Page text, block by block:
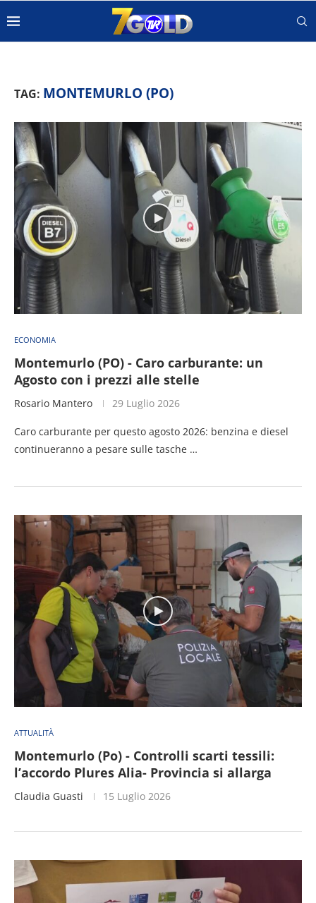
TAG: MONTEMURLO (PO)
ECONOMIA
Montemurlo (PO) - Caro carburante: un
Agosto con i prezzi alle stelle
Rosario Mantero 29 Luglio 2026
Caro carburante per questo agosto 2026: benzina e diesel
continueranno a pesare sulle tasche …
ATTUALITÀ
Montemurlo (Po) - Controlli scarti tessili:
l’accordo Plures Alia- Provincia si allarga
Claudia Guasti 15 Luglio 2026